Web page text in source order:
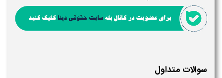
سوالات متداول